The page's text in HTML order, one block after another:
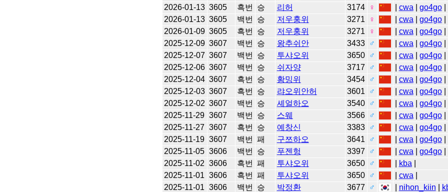
2026-01-13 3605 흑번 승 리허 3174 ♀ cwa go4go|
2026-01-13 3605 백번 승 저우훙위 3271 ♀ cwa go4go|
2026-01-09 3605 흑번 승 저우훙위 3271 ♀ cwa go4go|
2025-12-09 3607 백번 승 왕추쉬안 3433 ♂ cwa go4go|
2025-12-07 3607 백번 승 투샤오위 3650 ♂ cwa go4go|
2025-12-06 3607 백번 승 쉬자양 3717 ♂ cwa go4go|
2025-12-04 3607 흑번 승 황밍위 3454 ♂ cwa go4go|
2025-12-03 3607 흑번 승 랴오위안허 3601 ♂ cwa go4go|
2025-12-02 3607 백번 승 셰얼하오 3540 ♂ cwa go4go|
2025-11-29 3607 백번 승 스웨 3566 ♂ cwa go4go|
2025-11-27 3607 흑번 승 예창신 3383 ♂ cwa go4go|
2025-11-19 3607 백번 패 구쯔하오 3641 ♂ cwa go4go|
2025-11-05 3606 백번 승 푸젠헝 3397 ♂ cwa go4go|
2025-11-02 3606 흑번 패 투샤오위 3650 ♂ kba
2025-11-01 3606 흑번 패 투샤오위 3650 ♂ cwa
2025-11-01 3606 백번 승 박정환 3677 ♂ nihon_kiin